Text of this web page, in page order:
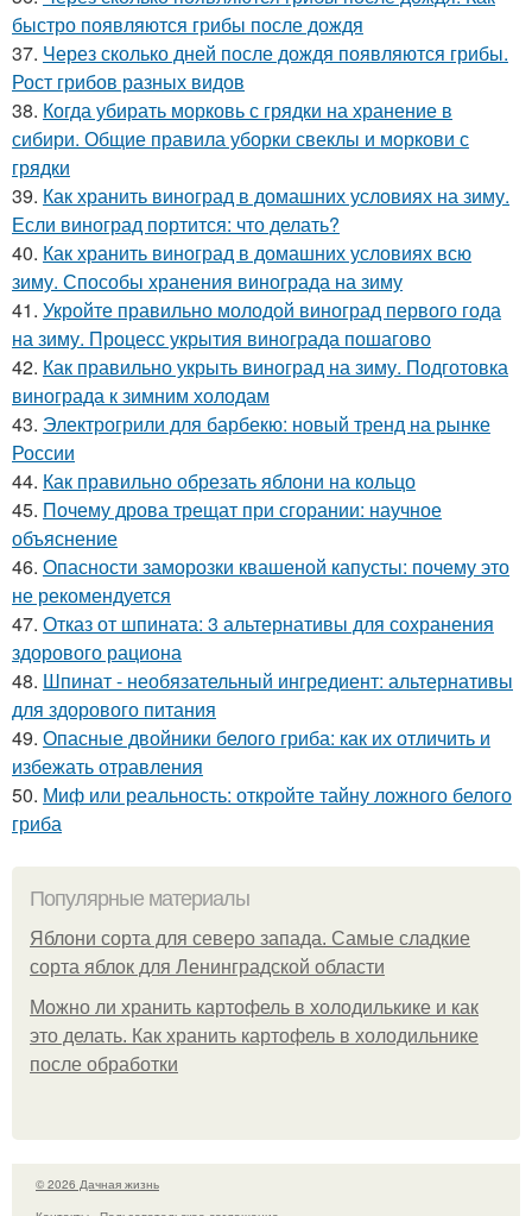
быстро появляются грибы после дождя
37. Через сколько дней после дождя появляются грибы.
Рост грибов разных видов
38. Когда убирать морковь с грядки на хранение в
сибири. Общие правила уборки свеклы и моркови с
грядки
39. Как хранить виноград в домашних условиях на зиму.
Если виноград портится: что делать?
40. Как хранить виноград в домашних условиях всю
зиму. Способы хранения винограда на зиму
41. Укройте правильно молодой виноград первого года
на зиму. Процесс укрытия винограда пошагово
42. Как правильно укрыть виноград на зиму. Подготовка
винограда к зимним холодам
43. Электрогрили для барбекю: новый тренд на рынке
России
44. Как правильно обрезать яблони на кольцо
45. Почему дрова трещат при сгорании: научное
объяснение
46. Опасности заморозки квашеной капусты: почему это
не рекомендуется
47. Отказ от шпината: 3 альтернативы для сохранения
здорового рациона
48. Шпинат - необязательный ингредиент: альтернативы
для здорового питания
49. Опасные двойники белого гриба: как их отличить и
избежать отравления
50. Миф или реальность: откройте тайну ложного белого
гриба
Популярные материалы
Яблони сорта для северо запада. Самые сладкие
сорта яблок для Ленинградской области
Можно ли хранить картофель в холодилькике и как
это делать. Как хранить картофель в холодильнике
после обработки
© 2026 Дачная жизнь